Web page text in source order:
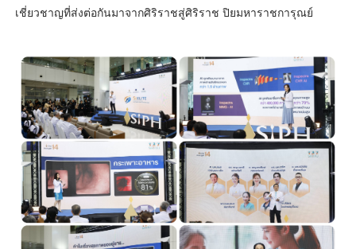
เชี่ยวชาญที่ส่งต่อกันมาจากศิริราชสู่ศิริราช ปิยมหาราชการุณย์